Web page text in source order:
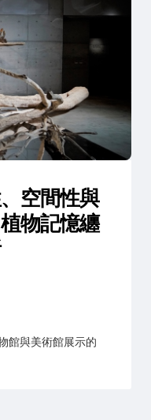
空間性與
物記憶纏
館與美術館展示的